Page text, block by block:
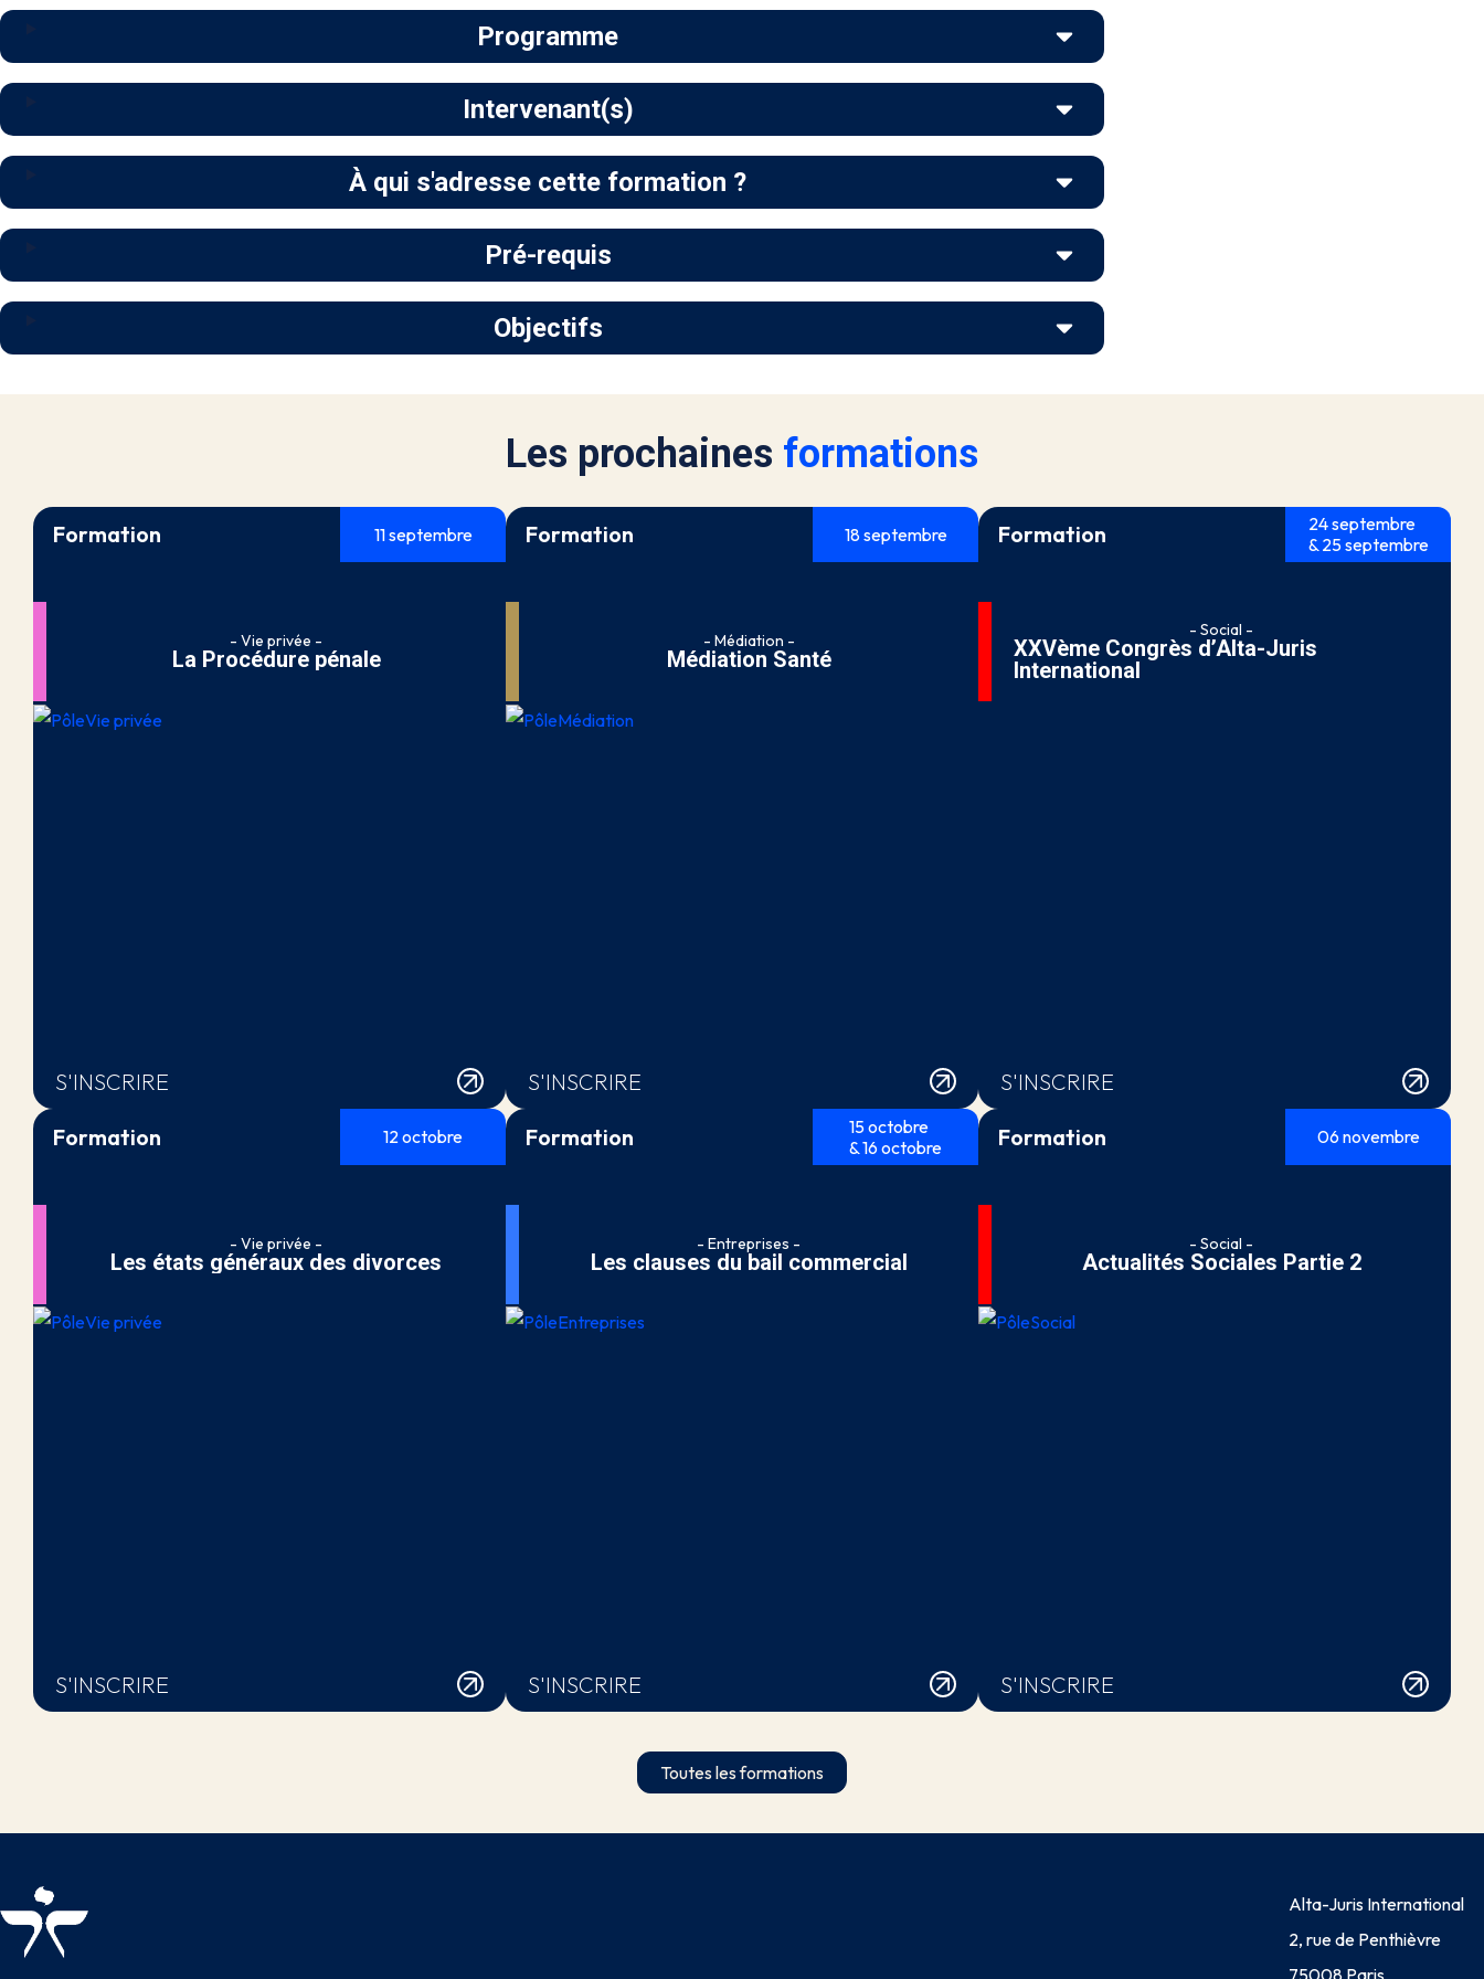
Programme
Intervenant(s)
À qui s'adresse cette formation ?
Pré-requis
Objectifs
Les prochaines formations
Formation 11 septembre
- Vie privée -
La Procédure pénale
S'INSCRIRE
Formation 18 septembre
- Médiation -
Médiation Santé
S'INSCRIRE
Formation
24 septembre
& 25 septembre
- Social -
XXVème Congrès d’Alta-Juris
International
S'INSCRIRE
Formation
12 octobre
- Vie privée -
Les états généraux des divorces
S'INSCRIRE
Formation
15 octobre
& 16 octobre
- Entreprises -
Les clauses du bail commercial
S'INSCRIRE
Formation 06 novembre
- Social -
Actualités Sociales Partie 2
S'INSCRIRE
Toutes les formations
Alta-Juris International
2, rue de Penthièvre
75008 Paris